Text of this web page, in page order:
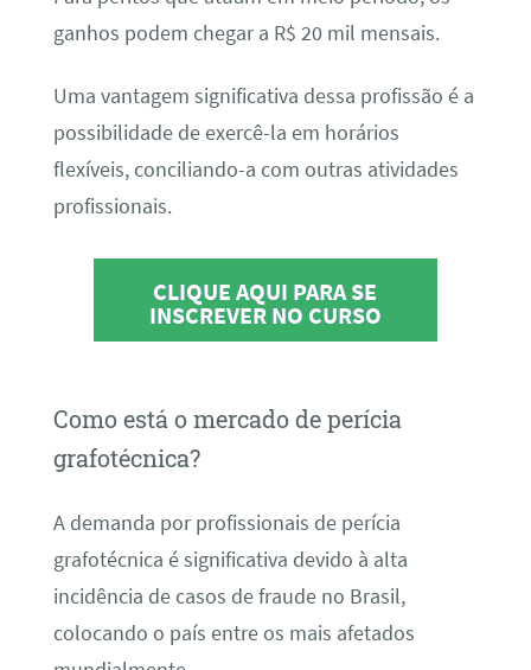
ganhos podem chegar a R$ 20 mil mensais.
Uma vantagem significativa dessa profissão é a
possibilidade de exercê-la em horários
flexíveis, conciliando-a com outras atividades
profissionais.
CLIQUE AQUI PARA SE
INSCREVER NO CURSO
Como está o mercado de perícia
grafotécnica?
A demanda por profissionais de perícia
grafotécnica é significativa devido à alta
incidência de casos de fraude no Brasil,
colocando o país entre os mais afetados